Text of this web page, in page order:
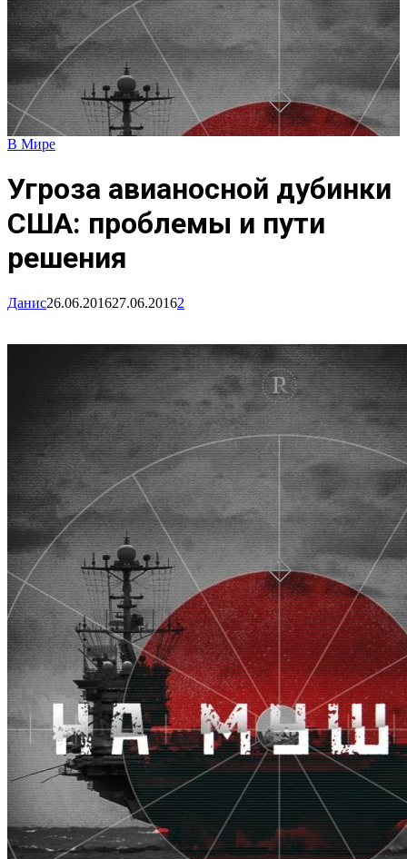
В Мире
Угроза авианосной дубинки
США: проблемы и пути
решения
Данис26.06.201627.06.20162